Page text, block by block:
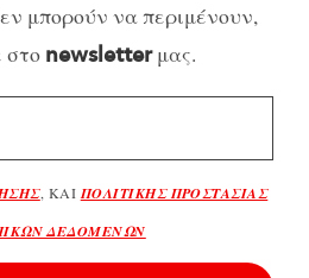
μπορούν να περιμένουν,
στο newsletterμας.
, ΚΑΙΠΟΛΙΤΙΚΗΣ ΠΡΟΣΤΑΣΙΑΣ
ΔΕΔΟΜΕΝΩΝ